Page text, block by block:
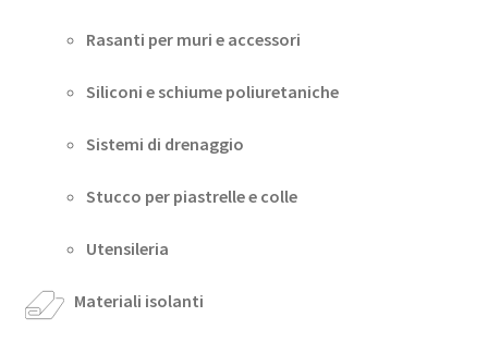
Rasanti per muri e accessori
Siliconi e schiume poliuretaniche
Sistemi di drenaggio
Stucco per piastrelle e colle
Utensileria
Materiali isolanti